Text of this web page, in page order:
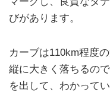
びがあります。
カーブは110km程度
縦に大きく落ちるの
を出して、わかって